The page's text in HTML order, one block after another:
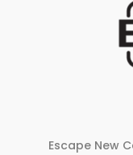
Escape New